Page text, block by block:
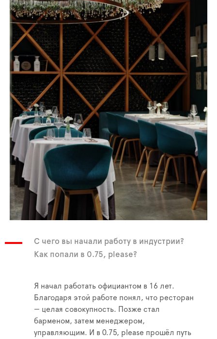
С чего вы начали работу в индустрии?
Как попали в 0.75, please?
Я начал работать официантом в 16 лет.
Благодаря этой работе понял, что ресторан
— целая совокупность. Позже стал
барменом, затем менеджером,
управляющим. И в 0.75, please прошёл путь